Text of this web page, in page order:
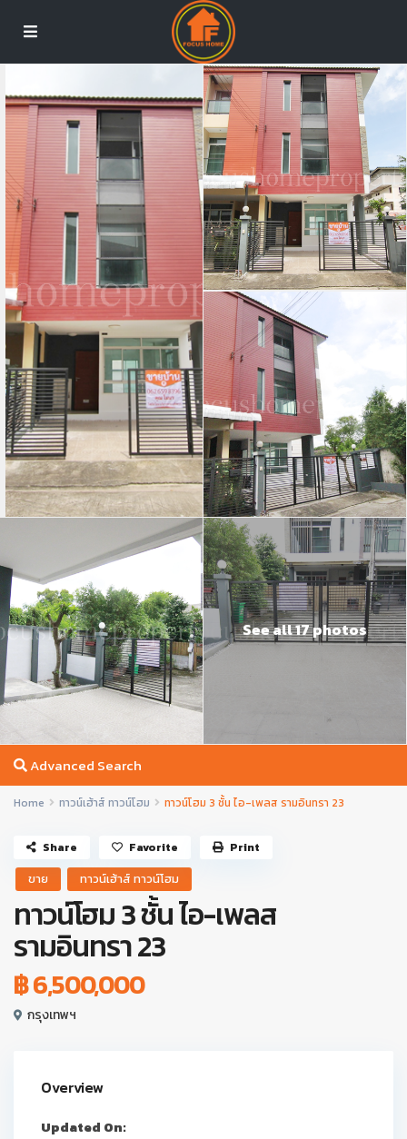
See all 17 photos
Advanced Search
Home ทาวน์เฮ้าส์ ทาวน์โฮม ทาวน์โฮม 3 ชั้น ไอ-เพลส รามอินทรา 23
ขาย ทาวน์เฮ้าส์ ทาวน์โฮม
ทาวน์โฮม 3 ชั้น ไอ-เพลส
รามอินทรา 23
฿ 6,500,000
กรุงเทพฯ
Share Favorite Print
Overview
Updated On: